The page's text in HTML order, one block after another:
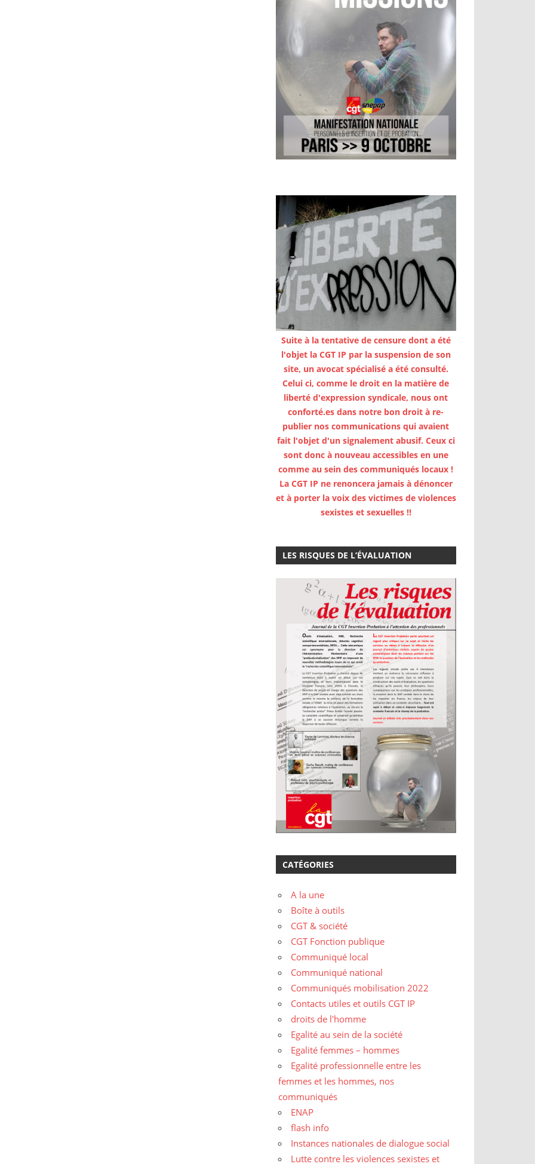
Suite à la tentative de censure dont a été
l'objet la CGT IP par la suspension de son
site, un avocat spécialisé a été consulté.
Celui ci, comme le droit en la matière de
liberté d'expression syndicale, nous ont
conforté.es dans notre bon droit à re-
publier nos communications qui avaient
fait l'objet d'un signalement abusif. Ceux ci
sont donc à nouveau accessibles en une
comme au sein des communiqués locaux !
La CGT IP ne renoncera jamais à dénoncer
et à porter la voix des victimes de violences
sexistes et sexuelles !!
LES RISQUES DE L’ÉVALUATION
CATÉGORIES
A la une
Boîte à outils
CGT & société
CGT Fonction publique
Communiqué local
Communiqué national
Communiqués mobilisation 2022
Contacts utiles et outils CGT IP
droits de l'homme
Egalité au sein de la société
Egalité femmes – hommes
Egalité professionnelle entre les
femmes et les hommes, nos
communiqués
ENAP
flash info
Instances nationales de dialogue social
Lutte contre les violences sexistes et